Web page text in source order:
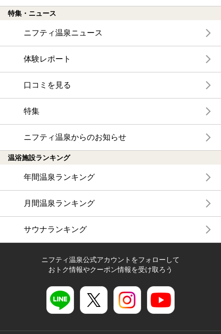
特集・ニュース
ニフティ温泉ニュース
体験レポート
口コミを見る
特集
ニフティ温泉からのお知らせ
温浴施設ランキング
年間温泉ランキング
月間温泉ランキング
サウナランキング
ニフティ温泉公式アカウントをフォローして
おトク情報やクーポン情報を受け取ろう